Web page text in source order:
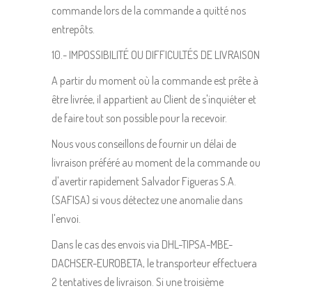
commande lors de la commande a quitté nos
entrepôts.
10.- IMPOSSIBILITÉ OU DIFFICULTÉS DE LIVRAISON
A partir du moment où la commande est prête à
être livrée, il appartient au Client de s'inquiéter et
de faire tout son possible pour la recevoir.
Nous vous conseillons de fournir un délai de
livraison préféré au moment de la commande ou
d'avertir rapidement Salvador Figueras S.A.
(SAFISA) si vous détectez une anomalie dans
l'envoi.
Dans le cas des envois via DHL-TIPSA-MBE-
DACHSER-EUROBETA, le transporteur effectuera
2 tentatives de livraison. Si une troisième